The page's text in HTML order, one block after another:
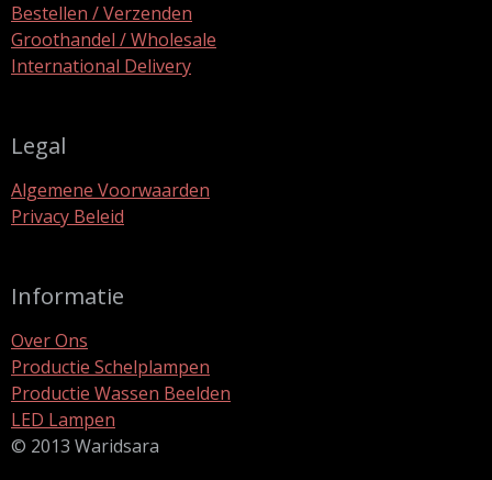
Bestellen / Verzenden
Groothandel / Wholesale
International Delivery
Legal
Algemene Voorwaarden
Privacy Beleid
Informatie
Over Ons
Productie Schelplampen
Productie Wassen Beelden
LED Lampen
© 2013 Waridsara